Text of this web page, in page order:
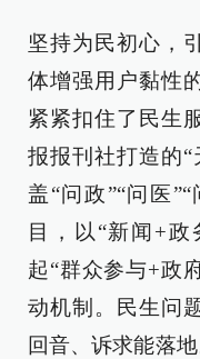
坚持为民初心，
体增强用户黏性
紧紧扣住了民生
报报刊社打造的
盖“问政”“问医
目，以“新闻+
起“群众参与+政
动机制。民生问
回音、诉求能落